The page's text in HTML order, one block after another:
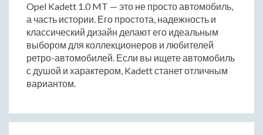
Opel Kadett 1.0 MT — это не просто автомобиль,
а часть истории. Его простота, надежность и
классический дизайн делают его идеальным
выбором для коллекционеров и любителей
ретро-автомобилей. Если вы ищете автомобиль
с душой и характером, Kadett станет отличным
вариантом.